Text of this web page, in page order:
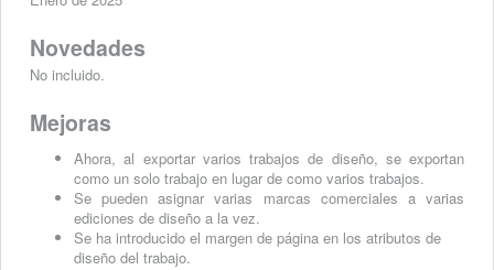
Novedades
No incluido.
Mejoras
Ahora, al exportar varios trabajos de diseño, se exportan
como un solo trabajo en lugar de como varios trabajos.
Se pueden asignar varias marcas comerciales a varias
ediciones de diseño a la vez.
Se ha introducido el margen de página en los atributos de
diseño del trabajo.